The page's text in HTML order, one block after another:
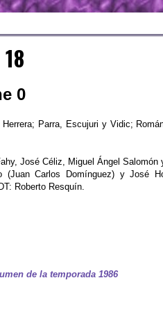
0
Parra, Escujuri y Vidic;
José Céliz, Miguel Ángel Salomón
Carlos Domínguez) y José
Roberto Resquín.
de la temporada 1986